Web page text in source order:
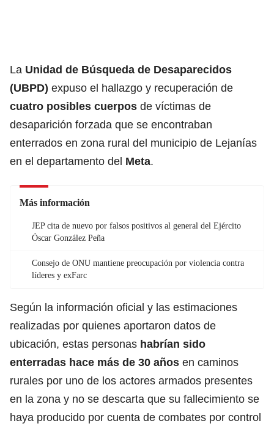
La Unidad de Búsqueda de Desaparecidos
(UBPD) expuso el hallazgo y recuperación de
cuatro posibles cuerpos de víctimas de
desaparición forzada que se encontraban
enterrados en zona rural del municipio de Lejanías
en el departamento del Meta.
Más información
JEP cita de nuevo por falsos positivos al general del Ejército
Óscar González Peña
Consejo de ONU mantiene preocupación por violencia contra
líderes y exFarc
Según la información oficial y las estimaciones
realizadas por quienes aportaron datos de
ubicación, estas personas habrían sido
enterradas hace más de 30 años en caminos
rurales por uno de los actores armados presentes
en la zona y no se descarta que su fallecimiento se
haya producido por cuenta de combates por control